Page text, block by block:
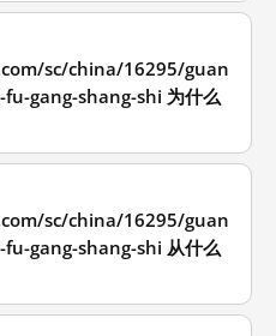
sc/china/16295/guan
gang-shang-shi 为什么
sc/china/16295/guan
gang-shang-shi 从什么